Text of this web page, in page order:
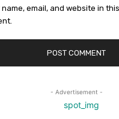
name, email, and website in
- Advertisement -